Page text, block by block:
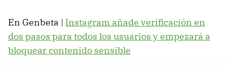
En Genbeta | Instagram añade verificación en
dos pasos para todos los usuarios y empezará a
bloquear contenido sensible